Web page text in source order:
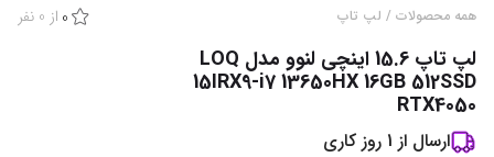
همه محصولات / لپ تاپ 0 از 0 نفر
لپ تاپ 15.6 اینچی لنوو مدل LOQ
15IRX9-i7 13650HX 16GB 512SSD
RTX4050
ارسال از 1 روز کاری